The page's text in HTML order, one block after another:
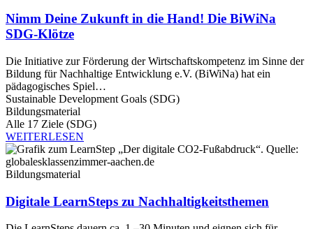
Nimm Deine Zukunft in die Hand! Die BiWiNa
SDG-Klötze
Die Initiative zur Förderung der Wirtschaftskompetenz im Sinne der
Bildung für Nachhaltige Entwicklung e.V. (BiWiNa) hat ein
pädagogisches Spiel…
Sustainable Development Goals (SDG)
Bildungsmaterial
Alle 17 Ziele (SDG)
WEITERLESEN
Bildungsmaterial
Digitale LearnSteps zu Nachhaltigkeitsthemen